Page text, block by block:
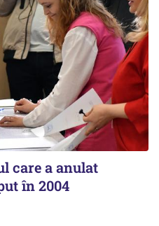
care a anulat
în 2004